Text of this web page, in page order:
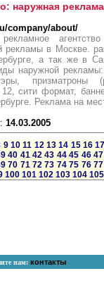
наружная
company/about/
рекламы в Москве.
а так же в
наружной
призматроны
сити формат,
Реклама на
14.03.2005
9 10 11 12 13 14 15 16
40 41 42 43 44 45 46 47
70 71 72 73 74 75 76 77
100 101 102 103 104 105
нам: контакты